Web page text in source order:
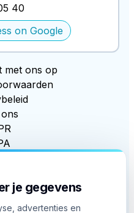
40
on Google
met ons op
je gegevens
advertenties en